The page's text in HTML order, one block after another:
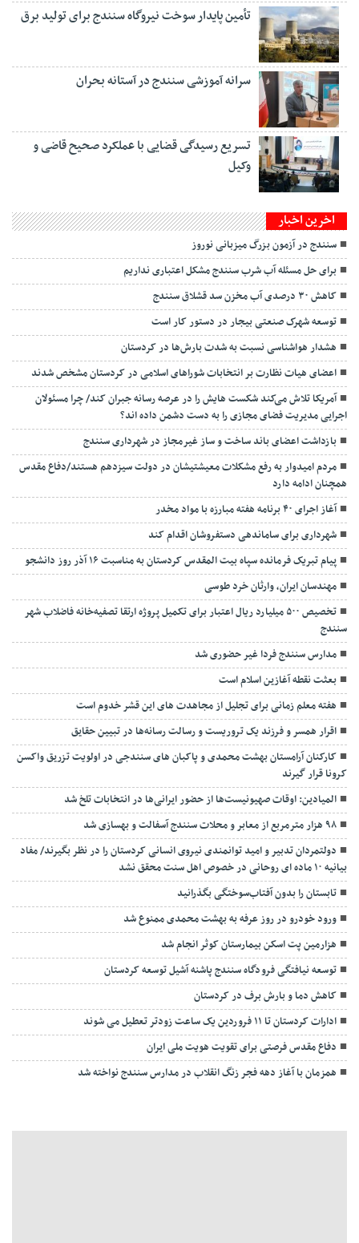
تأمین پایدار سوخت نیروگاه سنندج برای تولید برق
سرانه آموزشی سنندج در آستانه بحران
تسریع رسیدگی قضایی با عملکرد صحیح قاضی و
وکیل
اخرین اخبار
سنندج در آزمون بزرگ میزبانی نوروز
برای حل مسئله آب شرب سنندج مشکل اعتباری نداریم
کاهش ۳۰ درصدی آب مخزن سد قشلاق سنندج
توسعه شهرک صنعتی بیجار در دستور کار است
هشدار هواشناسی نسبت به شدت بارش‌ها در کردستان
اعضای هیات نظارت بر انتخابات شوراهای اسلامی در کردستان مشخص شدند
آمریکا تلاش می‌کند شکست هایش را در عرصه رسانه جبران کند/ چرا مسئولان
اجرایی مدیریت فضای مجازی را به دست دشمن داده اند؟
بازداشت اعضای باند ساخت و ساز غیرمجاز در شهرداری سنندج
مردم امیدوار به رفع مشکلات معیشتیشان در دولت سیزدهم هستند/دفاع مقدس
همچنان ادامه دارد
آغاز اجرای ۴۰ برنامه هفته مبارزه با مواد مخدر
شهرداری برای ساماندهی دستفروشان اقدام کند
پیام تبریک فرمانده سپاه بیت المقدس کردستان به مناسبت ۱۶ آذر روز دانشجو
مهندسان ایران، وارثان خرد طوسی
تخصیص ۵۰۰ میلیارد ریال اعتبار برای تکمیل پروژه ارتقا تصفیه‌خانه فاضلاب شهر
سنندج
مدارس سنندج فردا غیر حضوری شد
بعثت نقطه آغازین اسلام است
هفته معلم زمانی برای تجلیل از مجاهدت های این قشر خدوم است
اقرار همسر و فرزند یک تروریست و رسالت رسانه‌‌ها در تبیین حقایق
کارکنان آرامستان بهشت محمدی و پاکبان های سنندجی در اولویت تزریق واکسن
کرونا قرار گیرند
المیادین: اوقات صهیونیست‌ها از حضور ایرانی‌ها در انتخابات تلخ شد
۹۸ هزار مترمربع از معابر و محلات سنندج آسفالت و بهسازی شد
دولتمردان تدبیر و امید توانمندی نیروی انسانی کردستان را در نظر بگیرند/ مفاد
بیانیه ۱۰ ماده ای روحانی در خصوص اهل سنت محقق نشد
تابستان را بدون آفتاب‌سوختگی بگذرانید
ورود خودرو در روز عرفه به بهشت محمدی ممنوع شد
هزارمین پت اسکن بیمارستان کوثر انجام شد
توسعه نیافتگی فرودگاه سنندج پاشنه آشیل توسعه کردستان
کاهش دما و بارش برف در کردستان
ادارات کردستان تا ۱۱ فروردین یک ساعت زودتر تعطیل می شوند
دفاع مقدس فرصتی برای تقویت هویت ملی ایران
همزمان با آغاز دهه فجر زنگ انقلاب در مدارس سنندج نواخته شد